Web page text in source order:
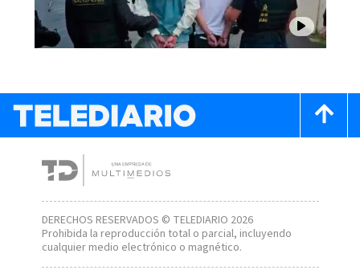
DERECHOS RESERVADOS © TELEDIARIO 2026
Prohibida la reproducción total o parcial, incluyendo
cualquier medio electrónico o magnético.